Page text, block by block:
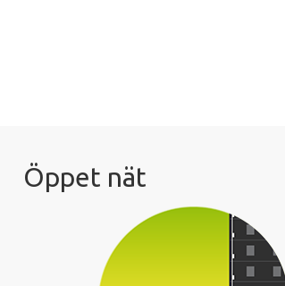
Öppet nät